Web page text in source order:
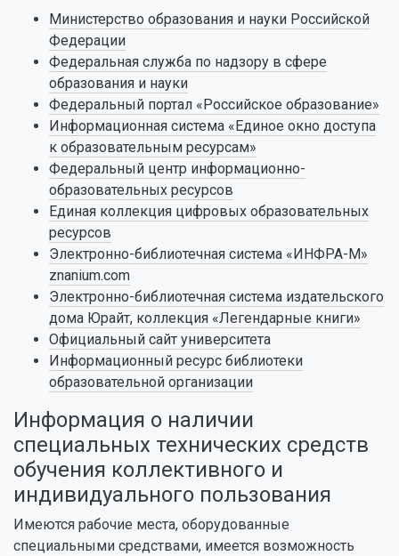
Министерство образования и науки Российской
Федерации
Федеральная служба по надзору в сфере
образования и науки
Федеральный портал «Российское образование»
Информационная система «Единое окно доступа
к образовательным ресурсам»
Федеральный центр информационно-
образовательных ресурсов
Единая коллекция цифровых образовательных
ресурсов
Электронно-библиотечная система «ИНФРА-М»
znanium.com
Электронно-библиотечная система издательского
дома Юрайт, коллекция «Легендарные книги»
Официальный сайт университета
Информационный ресурс библиотеки
образовательной организации
Информация о наличии
специальных технических средств
обучения коллективного и
индивидуального пользования
Имеются рабочие места, оборудованные
специальными средствами, имеется возможность